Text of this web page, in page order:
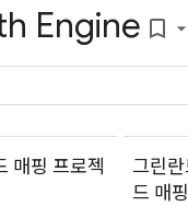
Engine bookmark_border
매핑 프로젝
그린
드 매